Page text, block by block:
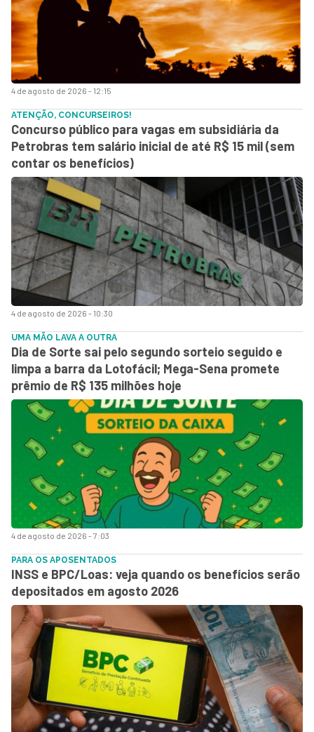
4 de agosto de 2026 - 12:15
4 de agosto de 2026 - 10:30
ATENÇÃO, CONCURSEIROS!
Concurso público para vagas em subsidiária da
Petrobras tem salário inicial de até R$ 15 mil (sem
contar os benefícios)
4 de agosto de 2026 - 7:03
UMA MÃO LAVA A OUTRA
Dia de Sorte sai pelo segundo sorteio seguido e
limpa a barra da Lotofácil; Mega-Sena promete
prêmio de R$ 135 milhões hoje
PARA OS APOSENTADOS
INSS e BPC/Loas: veja quando os benefícios serão
depositados em agosto 2026